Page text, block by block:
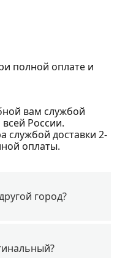
полной оплате и
вам службой
России.
службой доставки 2-
оплаты.
город?